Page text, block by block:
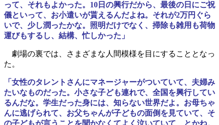
って、それもよかった。10日の興行だから、最後の日にご祝
儀といって、お小遣いが貰えるんだよね。それが2万円ぐら
いで、少し潤ったかな。照明だけでなく、掃除も雑用も荷物
運びもするし、結構、忙しかった」
劇場の裏では、さまざまな人間模様を目にすることとなっ
た。
「女性のタレントさんにマネージャーがついていて、夫婦み
たいなものだった。小さな子ども連れで、全国を興行してい
るんだな。学生だった身には、知らない世界だよ。お母ちゃ
んに逃げられて、お父ちゃんが子どもの面倒を見ていて、そ